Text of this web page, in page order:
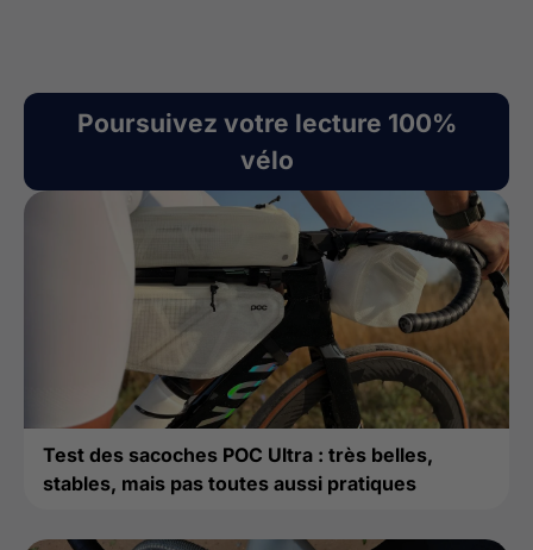
Poursuivez votre lecture 100%
vélo
Test des sacoches POC Ultra : très belles,
stables, mais pas toutes aussi pratiques